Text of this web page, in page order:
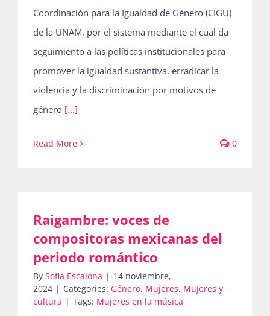
Coordinación para la Igualdad de Género (CIGU)
de la UNAM, por el sistema mediante el cual da
seguimiento a las políticas institucionales para
promover la igualdad sustantiva, erradicar la
violencia y la discriminación por motivos de
género [...]
Read More 0
Raigambre: voces de
compositoras mexicanas del
periodo romántico
By Sofia Escalona | 14 noviembre,
2024 | Categories: Género, Mujeres, Mujeres y
cultura | Tags: Mujeres en la música